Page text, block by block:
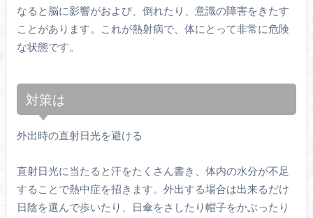
なると脳に影響がおよび、倒れたり、意識の障害をきたす
ことがあります。これが熱射病で、体にとって非常に危険
な状態です。
対策は
外出時の直射日光を避ける
直射日光に当たると汗をたくさん書き、体内の水分が不足
することで熱中症を招きます。外出する場合は出来るだけ
日陰を選んで歩いたり、日傘をさしたり帽子をかぶったり